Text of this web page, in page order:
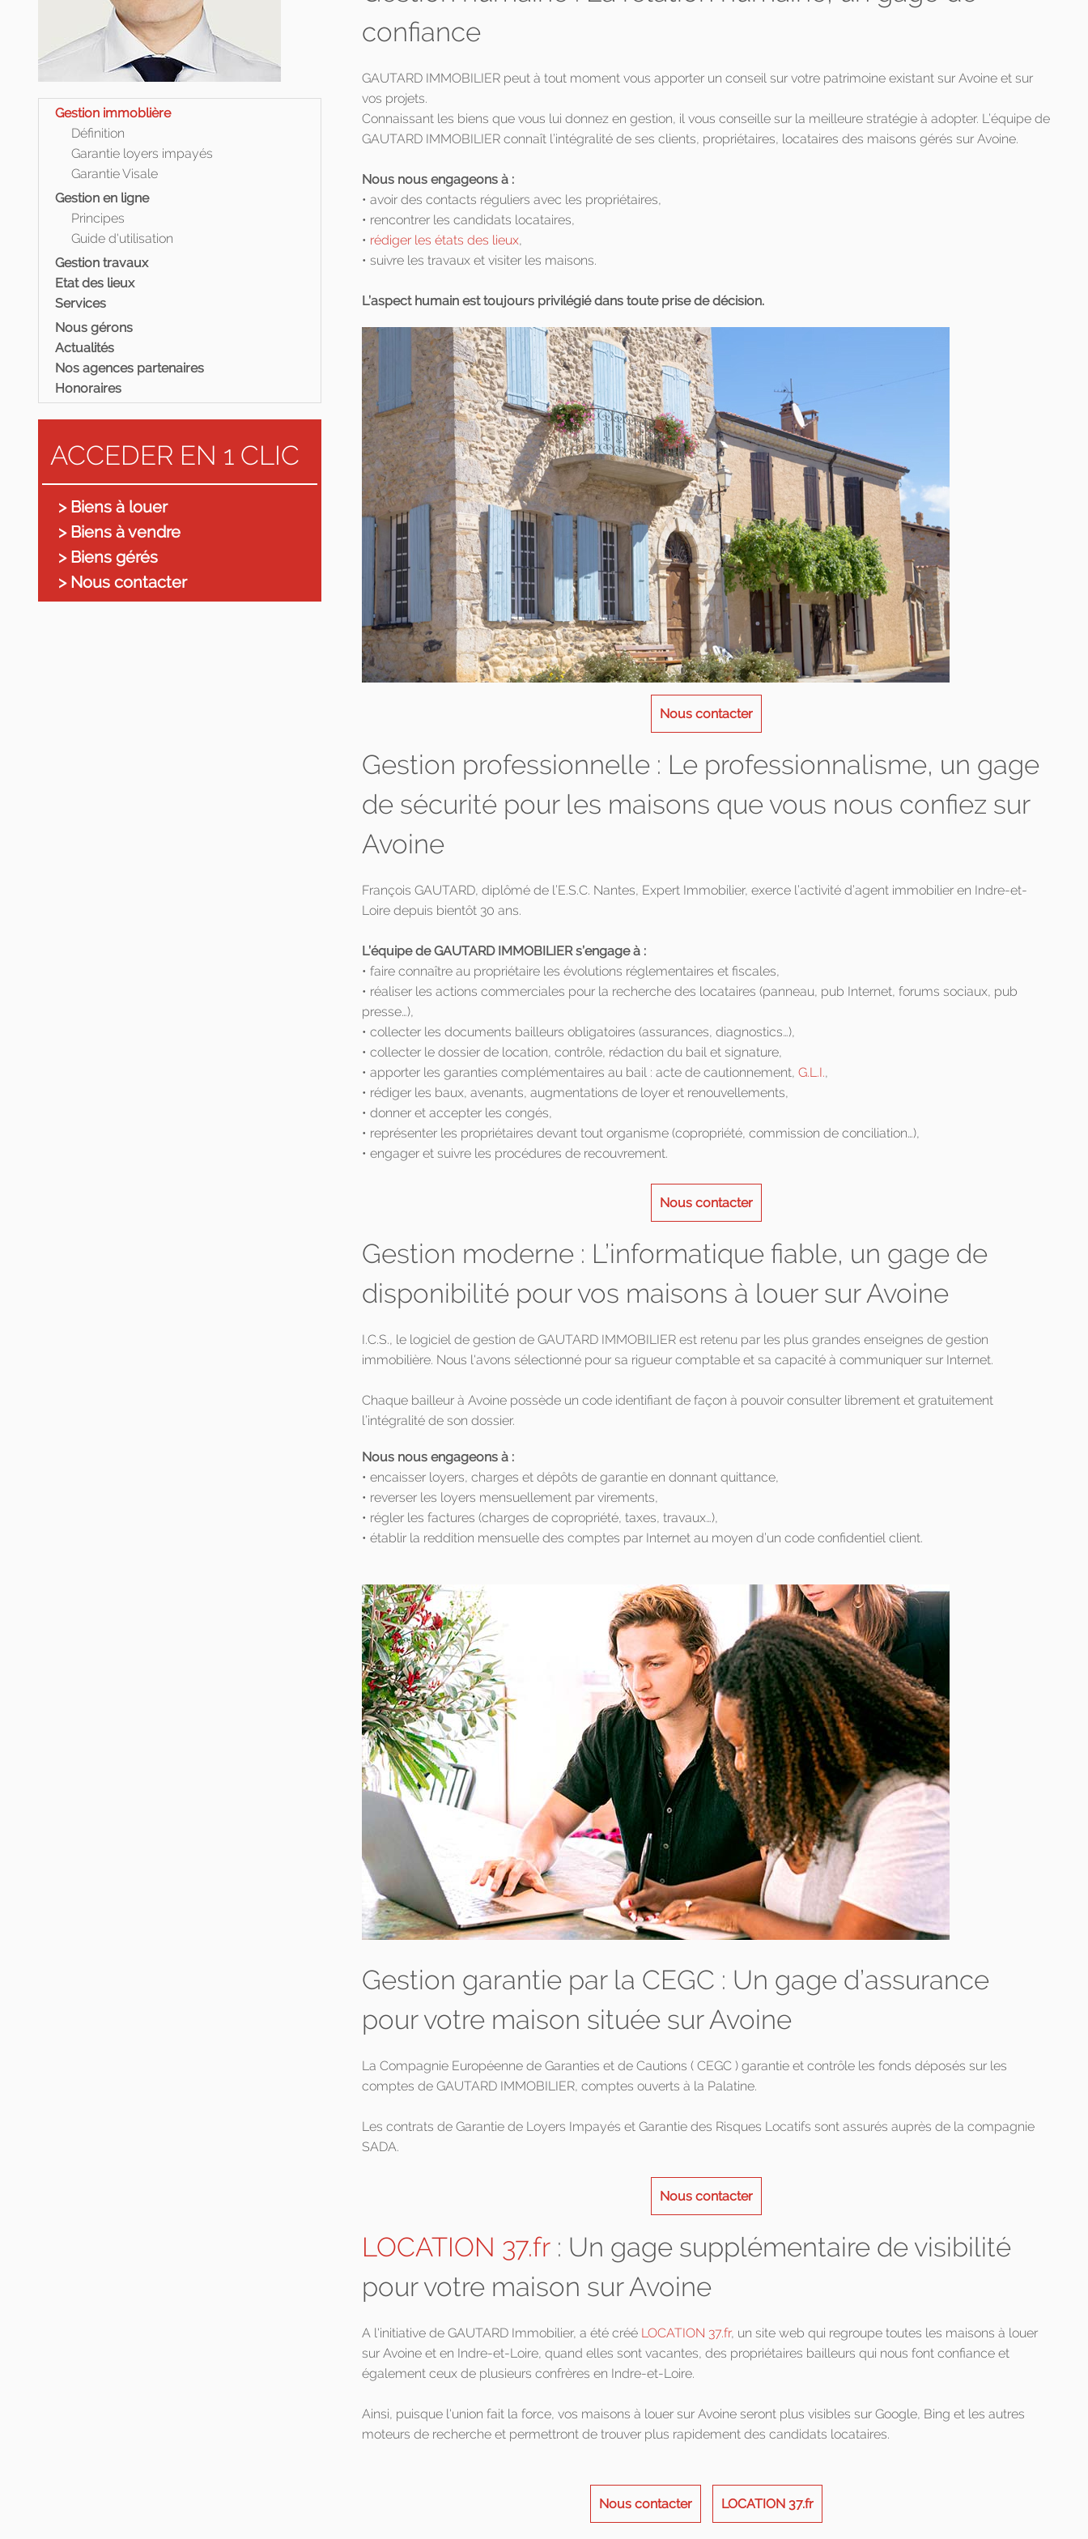
Gestion immoblière
Définition
Garantie loyers impayés
Garantie Visale
Gestion en ligne
Principes
Guide d'utilisation
Gestion travaux
Etat des lieux
Services
Nous gérons
Actualités
Nos agences partenaires
Honoraires
ACCEDER EN 1 CLIC
> Biens à louer
> Biens à vendre
> Biens gérés
> Nous contacter
confiance
GAUTARD IMMOBILIER peut à tout moment vous apporter un conseil sur votre patrimoine existant sur Avoine et sur
vos projets.
Connaissant les biens que vous lui donnez en gestion, il vous conseille sur la meilleure stratégie à adopter. L’équipe de
GAUTARD IMMOBILIER connaît l’intégralité de ses clients, propriétaires, locataires des maisons gérés sur Avoine.
Nous nous engageons à :
• avoir des contacts réguliers avec les propriétaires,
• rencontrer les candidats locataires,
• rédiger les états des lieux,
• suivre les travaux et visiter les maisons.
L’aspect humain est toujours privilégié dans toute prise de décision.
Nous contacter
Gestion professionnelle : Le professionnalisme, un gage
de sécurité pour les maisons que vous nous confiez sur
Avoine
François GAUTARD, diplômé de l’E.S.C. Nantes, Expert Immobilier, exerce l’activité d’agent immobilier en Indre-et-
Loire depuis bientôt 30 ans.
L’équipe de GAUTARD IMMOBILIER s’engage à :
• faire connaître au propriétaire les évolutions réglementaires et fiscales,
• réaliser les actions commerciales pour la recherche des locataires (panneau, pub Internet, forums sociaux, pub
presse…),
• collecter les documents bailleurs obligatoires (assurances, diagnostics…),
• collecter le dossier de location, contrôle, rédaction du bail et signature,
• apporter les garanties complémentaires au bail : acte de cautionnement, G.L.I.,
• rédiger les baux, avenants, augmentations de loyer et renouvellements,
• donner et accepter les congés,
• représenter les propriétaires devant tout organisme (copropriété, commission de conciliation…),
• engager et suivre les procédures de recouvrement.
Nous contacter
Gestion moderne : L’informatique fiable, un gage de
disponibilité pour vos maisons à louer sur Avoine
I.C.S., le logiciel de gestion de GAUTARD IMMOBILIER est retenu par les plus grandes enseignes de gestion
immobilière. Nous l'avons sélectionné pour sa rigueur comptable et sa capacité à communiquer sur Internet.
Chaque bailleur à Avoine possède un code identifiant de façon à pouvoir consulter librement et gratuitement
l’intégralité de son dossier.
Nous nous engageons à :
• encaisser loyers, charges et dépôts de garantie en donnant quittance,
• reverser les loyers mensuellement par virements,
• régler les factures (charges de copropriété, taxes, travaux…),
• établir la reddition mensuelle des comptes par Internet au moyen d’un code confidentiel client.
Gestion garantie par la CEGC : Un gage d’assurance
pour votre maison située sur Avoine
La Compagnie Européenne de Garanties et de Cautions ( CEGC ) garantie et contrôle les fonds déposés sur les
comptes de GAUTARD IMMOBILIER, comptes ouverts à la Palatine.
Les contrats de Garantie de Loyers Impayés et Garantie des Risques Locatifs sont assurés auprès de la compagnie
SADA.
Nous contacter
LOCATION 37.fr : Un gage supplémentaire de visibilité
pour votre maison sur Avoine
A l'initiative de GAUTARD Immobilier, a été créé LOCATION 37.fr, un site web qui regroupe toutes les maisons à louer
sur Avoine et en Indre-et-Loire, quand elles sont vacantes, des propriétaires bailleurs qui nous font confiance et
également ceux de plusieurs confrères en Indre-et-Loire.
Ainsi, puisque l'union fait la force, vos maisons à louer sur Avoine seront plus visibles sur Google, Bing et les autres
moteurs de recherche et permettront de trouver plus rapidement des candidats locataires.
Nous contacter LOCATION 37.fr